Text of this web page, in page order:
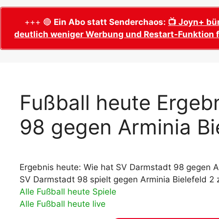
Wer wird Fußball-Weltmeister 2026?
Alle WM 2026 Trainer
Adidas Trionda: offizielle WM 2026
Spielball
Alle Nationalspieler der FIFA Fußball WM
WM 2026 Qualifikation in Europa: Tabelle
& Spielplan
WM 2026
Termine,
WM 2026
WM 2026
Spielort
Fußball WM
Ausfüllen &
+++ 🔴 Ein Abo statt Senderchaos: 📺 Joyn+
deutlich weniger Werbung und Restart-
Fußball heute
98 gegen Arminia
Ergebnis heute: Wie hat SV Darmstadt 98 gegen
SV Darmstadt 98 spielt gegen Arminia Bielefeld 2
Alle Fußball heute Spiele
Alle Fußball heute live